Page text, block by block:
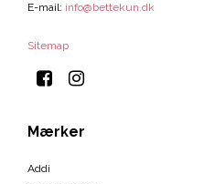
E-mail: info@bettekun.dk
Sitemap
Mærker
Addi